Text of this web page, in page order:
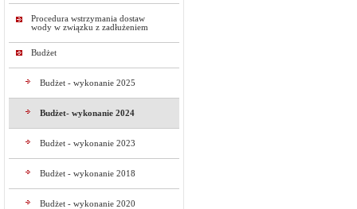
Procedura wstrzymania dostaw
wody w związku z zadłużeniem
Budżet
Budżet - wykonanie 2025
Budżet- wykonanie 2024
Budżet - wykonanie 2023
Budżet - wykonanie 2018
Budżet - wykonanie 2020